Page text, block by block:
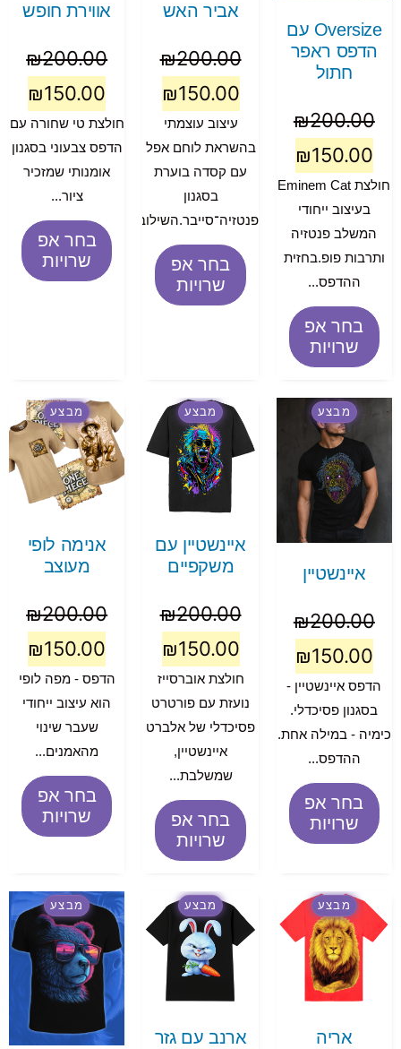
Oversize עם
הדפס ראפר
חתול
₪200.00
₪150.00
חולצת Eminem Cat
בעיצוב ייחודי
המשלב פנטזיה
ותרבות פופ.בחזית
ההדפס...
בחר אפ
שרויות
אביר האש
₪200.00
₪150.00
עיצוב עוצמתי
בהשראת לוחם אפל
עם קסדה בוערת
בסגנון
פנטזיה־סייבר.השילוב...
בחר אפ
שרויות
אווירת חופש
₪200.00
₪150.00
חולצת טי שחורה עם
הדפס צבעוני בסגנון
אומנותי שמזכיר
ציור...
בחר אפ
שרויות
מבצע
איינשטיין
₪200.00
₪150.00
הדפס איינשטיין -
בסגנון פסיכדלי.
כימיה - במילה אחת.
ההדפס...
בחר אפ
שרויות
מבצע
איינשטיין עם
משקפיים
₪200.00
₪150.00
חולצת אוברסייז
נועזת עם פורטרט
פסיכדלי של אלברט
איינשטיין,
שמשלבת...
בחר אפ
שרויות
מבצע
אנימה לופי
מעוצב
₪200.00
₪150.00
הדפס - מפה לופי
הוא עיצוב ייחודי
שעבר שינוי
מהאמנים...
בחר אפ
שרויות
מבצע
אריה
מבצע
ארנב עם גזר
מבצע